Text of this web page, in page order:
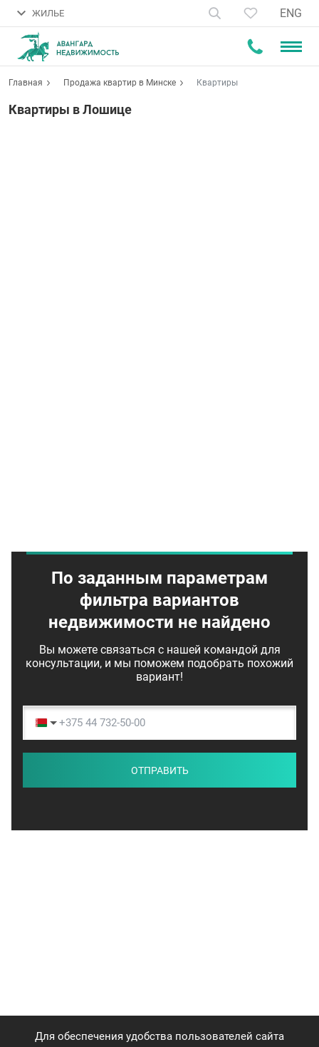
ЖИЛЬЕ ENG
Главная Продажа квартир в Минске Квартиры
Квартиры в Лошице
По заданным параметрам
фильтра вариантов
недвижимости не найдено
Вы можете связаться с нашей командой для
консультации, и мы поможем подобрать похожий
вариант!
ОТПРАВИТЬ
Для обеспечения удобства пользователей сайта